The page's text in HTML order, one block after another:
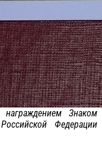
Знаком
Федерации